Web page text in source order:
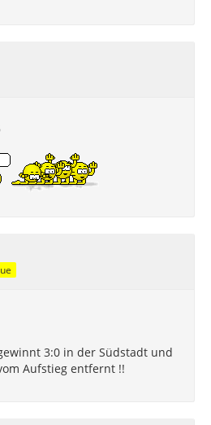
3:0 in der Südstadt und
Aufstieg entfernt !!